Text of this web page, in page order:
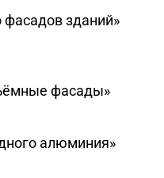
фасадов зданий»
фасады»
алюминия»